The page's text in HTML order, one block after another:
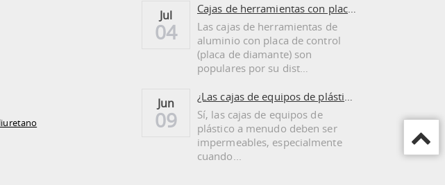
Jul
04
Cajas de herramientas con placa de control de aluminio: ventajas y desventajas
Las cajas de herramientas de
aluminio con placa de control
(placa de diamante) son
populares por su dist…
Jun
09
Sí, las cajas de equipos de
plástico a menudo deben ser
impermeables, especialmente
cuando...